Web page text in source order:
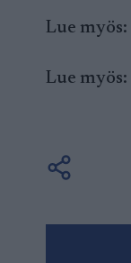
Lue myös:
Lue myös: